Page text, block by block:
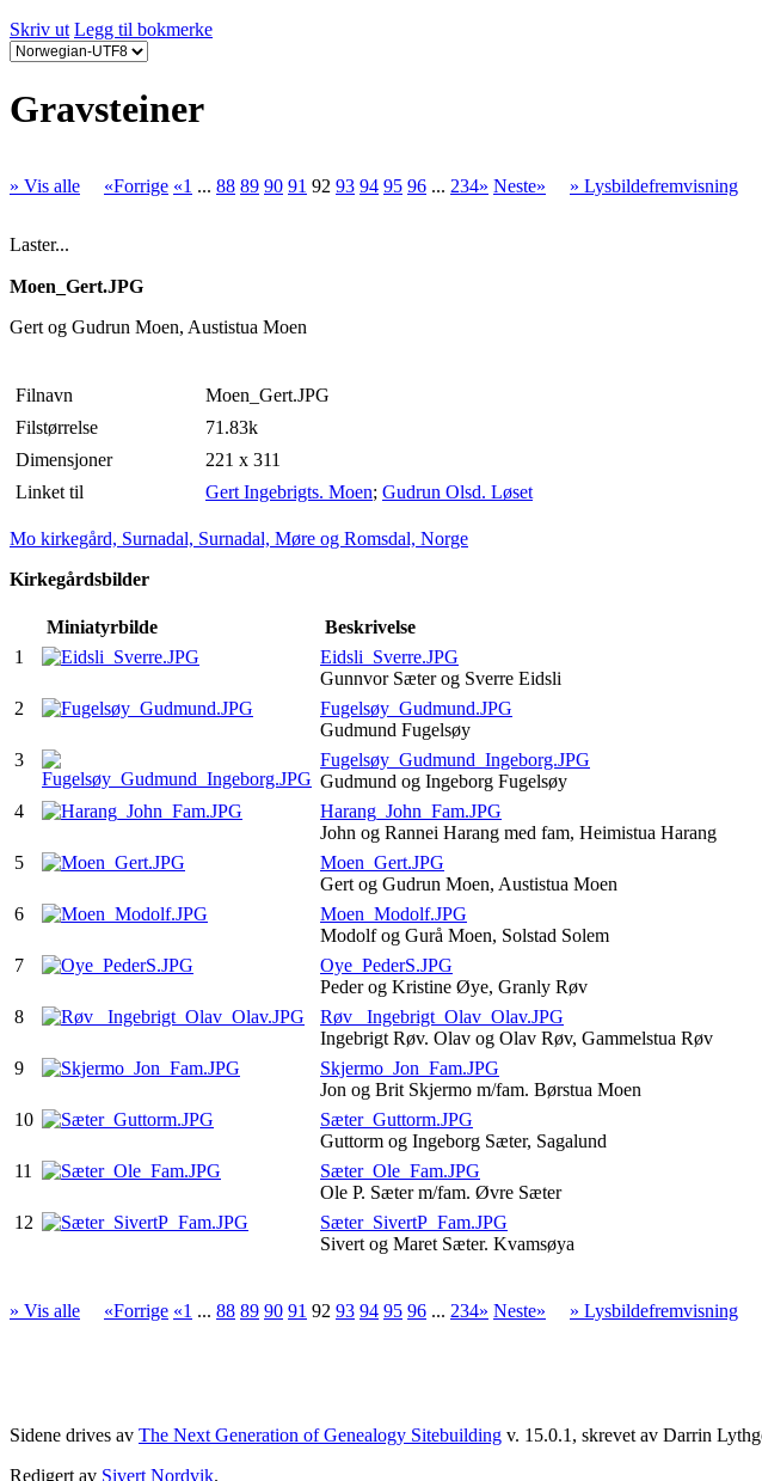
Skriv ut Legg til bokmerke
Gravsteiner
» Vis alle «Forrige «1 ... 88 89 90 91 92 93 94 95 96 ... 234» Neste» » Lysbildefremvisning
Laster...
Moen_Gert.JPG
Gert og Gudrun Moen, Austistua Moen
Filnavn
Moen_Gert.JPG
Filstørrelse
71.83k
Dimensjoner
221 x 311
Linket til
Gert Ingebrigts. Moen; Gudrun Olsd. Løset
Mo kirkegård, Surnadal, Surnadal, Møre og Romsdal, Norge
Kirkegårdsbilder
Miniatyrbilde
Beskrivelse
1
Eidsli_Sverre.JPG
Gunnvor Sæter og Sverre Eidsli
2
Fugelsøy_Gudmund.JPG
Gudmund Fugelsøy
3
Fugelsøy_Gudmund_Ingeborg.JPG
Gudmund og Ingeborg Fugelsøy
4
Harang_John_Fam.JPG
John og Rannei Harang med fam, Heimistua Harang
5
Moen_Gert.JPG
Gert og Gudrun Moen, Austistua Moen
6
Moen_Modolf.JPG
Modolf og Gurå Moen, Solstad Solem
7
Oye_PederS.JPG
Peder og Kristine Øye, Granly Røv
8
Røv_ Ingebrigt_Olav_Olav.JPG
Ingebrigt Røv. Olav og Olav Røv, Gammelstua Røv
9
Skjermo_Jon_Fam.JPG
Jon og Brit Skjermo m/fam. Børstua Moen
10
Sæter_Guttorm.JPG
Guttorm og Ingeborg Sæter, Sagalund
11
Sæter_Ole_Fam.JPG
Ole P. Sæter m/fam. Øvre Sæter
12
Sæter_SivertP_Fam.JPG
Sivert og Maret Sæter. Kvamsøya
» Vis alle «Forrige «1 ... 88 89 90 91 92 93 94 95 96 ... 234» Neste» » Lysbildefremvisning
Sidene drives av The Next Generation of Genealogy Sitebuilding v. 15.0.1, skrevet av Darrin
Redigert av Sivert Nordvik.